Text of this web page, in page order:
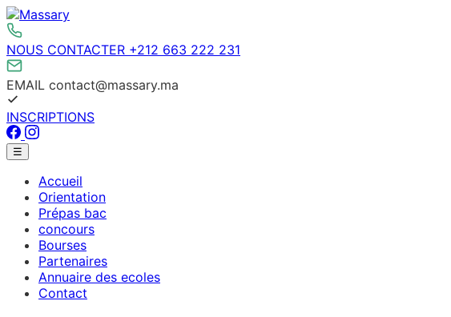
Aller
au
contenu
NOUS CONTACTER +212 663 222 231
EMAIL contact@massary.ma
INSCRIPTIONS
Facebook
Instagram
Menu
principal
☰
Accueil
Orientation
Prépas bac
concours
Bourses
Partenaires
Annuaire des ecoles
Contact